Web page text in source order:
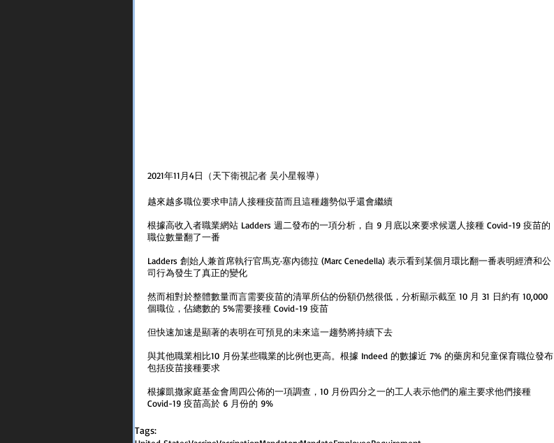
2021年11月4日（天下衛視記者 吴小星報導）
越來越多職位要求申請人接種疫苗而且這種趨勢似乎還會繼續
根據高收入者職業網站 Ladders 週二發布的一項分析，自 9 月底以來要求候選人接種 Covid-19 疫苗的
職位數量翻了一番
Ladders 創始人兼首席執行官馬克·塞內德拉 (Marc Cenedella) 表示看到某個月環比翻一番表明經濟和公
司行為發生了真正的變化
然而相對於整體數量而言需要疫苗的清單所佔的份額仍然很低，分析顯示截至 10 月 31 日約有 10,000
個職位，佔總數的 5%需要接種 Covid-19 疫苗
但快速加速是顯著的表明在可預見的未來這一趨勢將持續下去
與其他職業相比10 月份某些職業的比例也更高。根據 Indeed 的數據近 7% 的藥房和兒童保育職位發布
包括疫苗接種要求
根據凱撒家庭基金會周四公佈的一項調查，10 月份四分之一的工人表示他們的雇主要求他們接種
Covid-19 疫苗高於 6 月份的 9%
Tags: